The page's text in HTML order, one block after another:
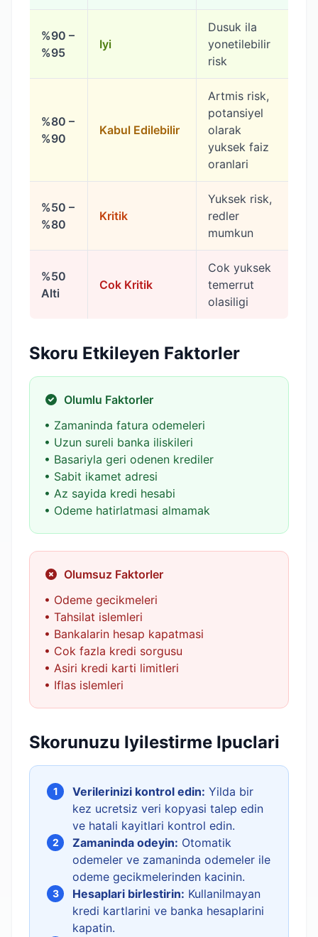
%90 –
%95
Iyi
Dusuk ila
yonetilebilir
risk
%80 –
%90
Kabul Edilebilir
Artmis risk,
potansiyel
olarak
yuksek faiz
oranlari
%50 –
%80
Kritik
Yuksek risk,
redler
mumkun
%50
Alti
Cok Kritik
Cok yuksek
temerrut
olasiligi
Skoru Etkileyen Faktorler
Olumlu Faktorler
• Zamaninda fatura odemeleri
• Uzun sureli banka iliskileri
• Basariyla geri odenen krediler
• Sabit ikamet adresi
• Az sayida kredi hesabi
• Odeme hatirlatmasi almamak
Olumsuz Faktorler
• Odeme gecikmeleri
• Tahsilat islemleri
• Bankalarin hesap kapatmasi
• Cok fazla kredi sorgusu
• Asiri kredi karti limitleri
• Iflas islemleri
Skorunuzu Iyilestirme Ipuclari
1 Verilerinizi kontrol edin: Yilda bir
kez ucretsiz veri kopyasi talep edin
ve hatali kayitlari kontrol edin.
2 Zamaninda odeyin: Otomatik
odemeler ve zamaninda odemeler ile
odeme gecikmelerinden kacinin.
3 Hesaplari birlestirin: Kullanilmayan
kredi kartlarini ve banka hesaplarini
kapatin.